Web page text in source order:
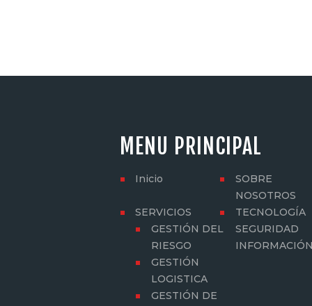
MENU PRINCIPAL
Inicio
SOBRE
NOSOTROS
SERVICIOS
GESTIÓN DEL
RIESGO
GESTIÓN
LOGISTICA
GESTIÓN DE
TECNOLOGÍA
SEGURIDAD